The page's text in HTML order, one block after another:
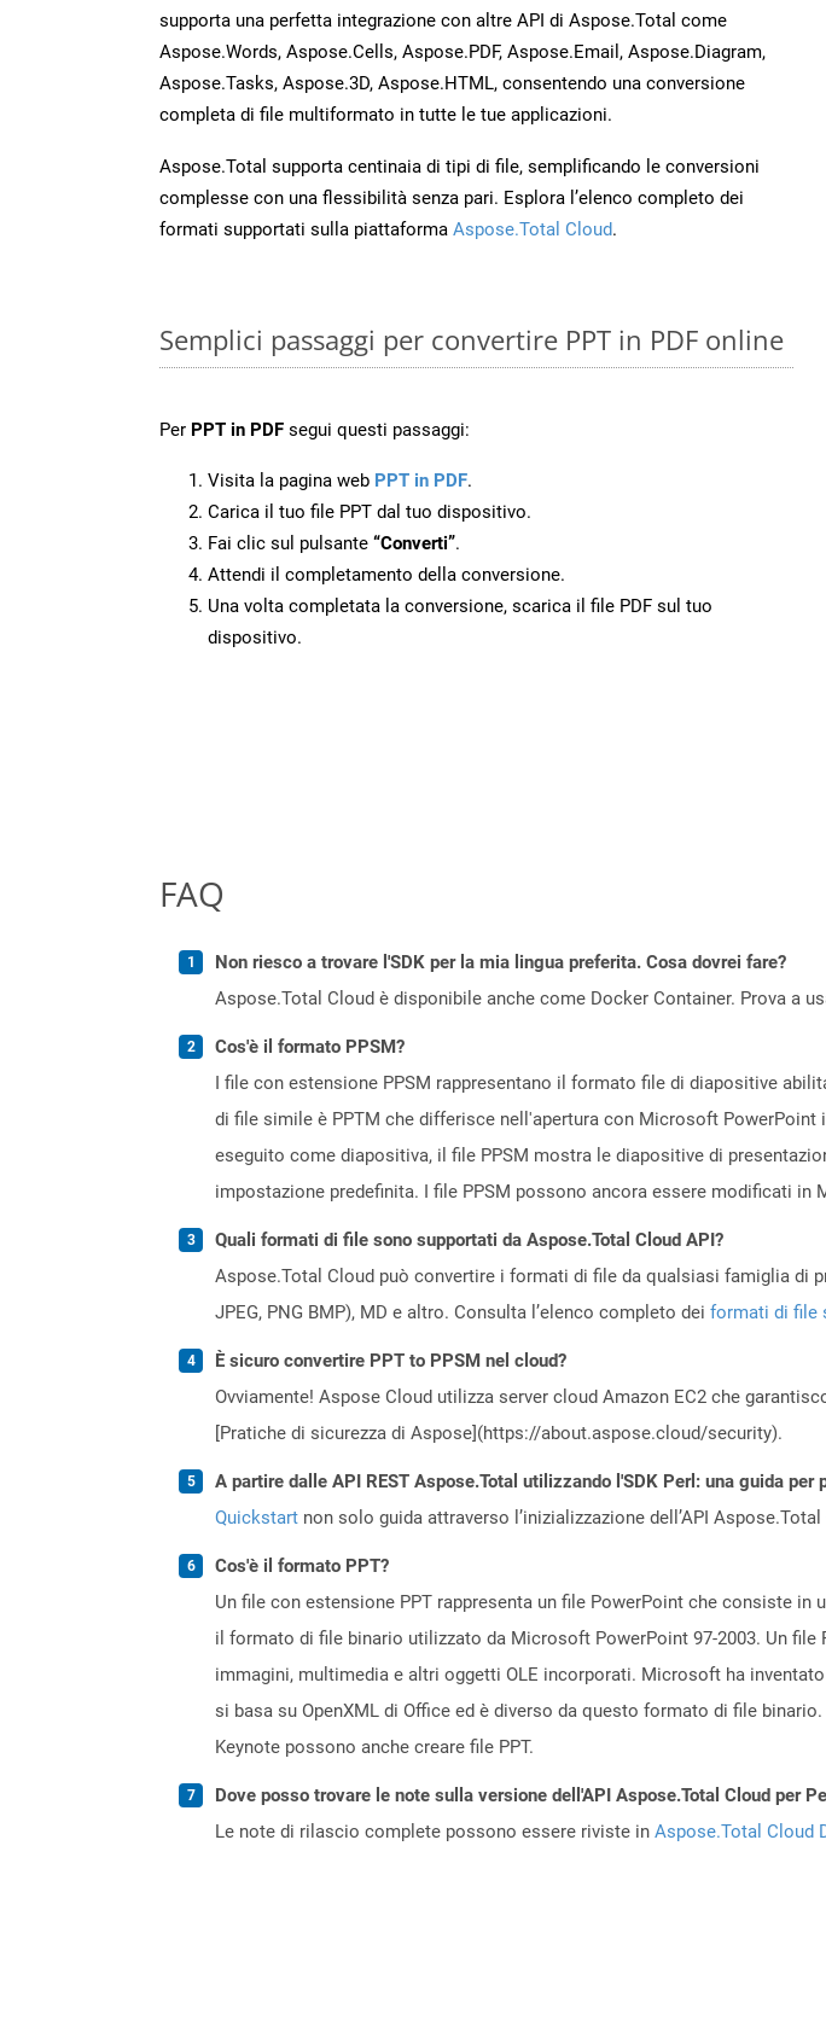
supporta una perfetta integrazione con altre API di Aspose.Total come
Aspose.Words, Aspose.Cells, Aspose.PDF, Aspose.Email, Aspose.Diagram,
Aspose.Tasks, Aspose.3D, Aspose.HTML, consentendo una conversione
completa di file multiformato in tutte le tue applicazioni.
Aspose.Total supporta centinaia di tipi di file, semplificando le conversioni
complesse con una flessibilità senza pari. Esplora l’elenco completo dei
formati supportati sulla piattaforma Aspose.Total Cloud.
Semplici passaggi per convertire PPT in PDF online
Per PPT in PDF segui questi passaggi:
Visita la pagina web PPT in PDF.
Carica il tuo file PPT dal tuo dispositivo.
Fai clic sul pulsante “Converti”.
Attendi il completamento della conversione.
Una volta completata la conversione, scarica il file PDF sul tuo
dispositivo.
FAQ
Non riesco a trovare l'SDK per la mia lingua preferita. Cosa dovrei fare?
Aspose.Total Cloud è disponibile anche come Docker Container. Prova a
Cos'è il formato PPSM?
I file con estensione PPSM rappresentano il formato file di diapositive
di file simile è PPTM che differisce nell'apertura con Microsoft
eseguito come diapositiva, il file PPSM mostra le diapositive di
impostazione predefinita. I file PPSM possono ancora essere modificati in
Quali formati di file sono supportati da Aspose.Total Cloud API?
Aspose.Total Cloud può convertire i formati di file da qualsiasi famiglia di
JPEG, PNG BMP), MD e altro. Consulta l’elenco completo dei formati di file
È sicuro convertire PPT to PPSM nel cloud?
Ovviamente! Aspose Cloud utilizza server cloud Amazon EC2 che
[Pratiche di sicurezza di Aspose](https://about.aspose.cloud/security).
A partire dalle API REST Aspose.Total utilizzando l'SDK Perl: una guida per
Quickstart non solo guida attraverso l’inizializzazione dell’API
Cos'è il formato PPT?
Un file con estensione PPT rappresenta un file PowerPoint che consiste
il formato di file binario utilizzato da Microsoft PowerPoint 97-2003. Un
immagini, multimedia e altri oggetti OLE incorporati. Microsoft ha
si basa su OpenXML di Office ed è diverso da questo formato di file
Keynote possono anche creare file PPT.
Dove posso trovare le note sulla versione dell'API Aspose.Total Cloud per
Le note di rilascio complete possono essere riviste in Aspose.Total Cloud